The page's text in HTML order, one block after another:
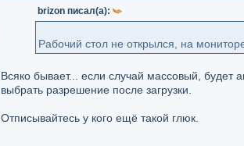
brizon писал(а):
Рабочий стол не открылся, на
Всяко бывает... если случай массовый,
выбрать разрешение после загрузки.
Отписывайтесь у кого ещё такой глюк.